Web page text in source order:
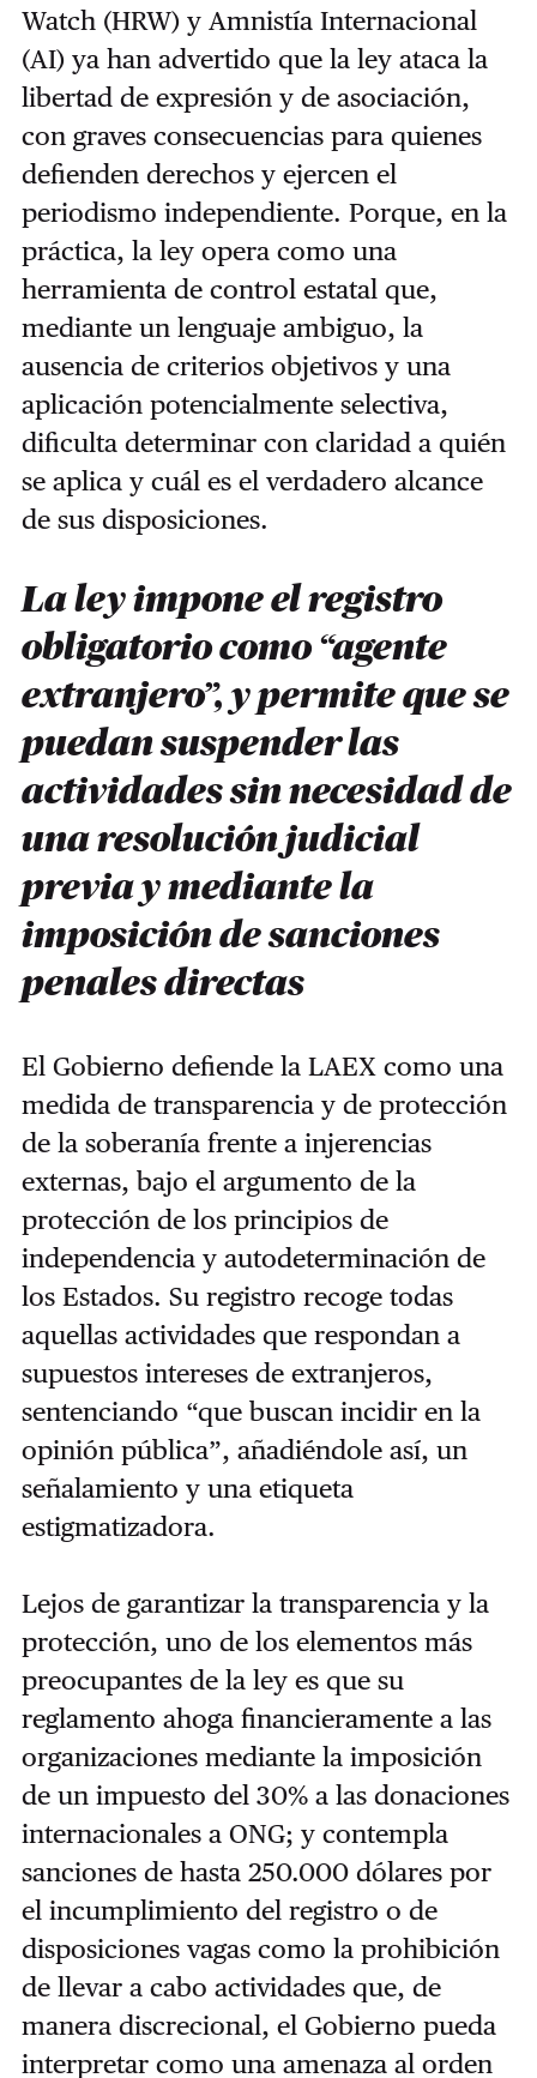
Watch (HRW) y Amnistía Internacional
(AI) ya han advertido que la ley ataca la
libertad de expresión y de asociación,
con graves consecuencias para quienes
defienden derechos y ejercen el
periodismo independiente. Porque, en la
práctica, la ley opera como una
herramienta de control estatal que,
mediante un lenguaje ambiguo, la
ausencia de criterios objetivos y una
aplicación potencialmente selectiva,
dificulta determinar con claridad a quién
se aplica y cuál es el verdadero alcance
de sus disposiciones.
La ley impone el registro
obligatorio como “agente
extranjero”, y permite que se
puedan suspender las
actividades sin necesidad de
una resolución judicial
previa y mediante la
imposición de sanciones
penales directas
El Gobierno defiende la LAEX como una
medida de transparencia y de protección
de la soberanía frente a injerencias
externas, bajo el argumento de la
protección de los principios de
independencia y autodeterminación de
los Estados. Su registro recoge todas
aquellas actividades que respondan a
supuestos intereses de extranjeros,
sentenciando “que buscan incidir en la
opinión pública”, añadiéndole así, un
señalamiento y una etiqueta
estigmatizadora.
Lejos de garantizar la transparencia y la
protección, uno de los elementos más
preocupantes de la ley es que su
reglamento ahoga financieramente a las
organizaciones mediante la imposición
de un impuesto del 30% a las donaciones
internacionales a ONG; y contempla
sanciones de hasta 250.000 dólares por
el incumplimiento del registro o de
disposiciones vagas como la prohibición
de llevar a cabo actividades que, de
manera discrecional, el Gobierno pueda
interpretar como una amenaza al orden